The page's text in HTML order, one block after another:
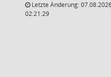
Letzte Änderung:
02:21:29